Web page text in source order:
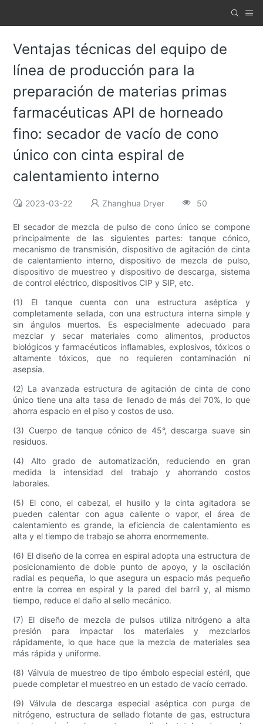
Ventajas técnicas del equipo de
línea de producción para la
preparación de materias primas
farmacéuticas API de horneado
fino: secador de vacío de cono
único con cinta espiral de
calentamiento interno
2023-03-22 Zhanghua Dryer 50
El secador de mezcla de pulso de cono único se compone
principalmente de las siguientes partes: tanque cónico,
mecanismo de transmisión, dispositivo de agitación de cinta
de calentamiento interno, dispositivo de mezcla de pulso,
dispositivo de muestreo y dispositivo de descarga, sistema
de control eléctrico, dispositivos CIP y SIP, etc.
(1) El tanque cuenta con una estructura aséptica y
completamente sellada, con una estructura interna simple y
sin ángulos muertos. Es especialmente adecuado para
mezclar y secar materiales como alimentos, productos
biológicos y farmacéuticos inflamables, explosivos, tóxicos o
altamente tóxicos, que no requieren contaminación ni
asepsia.
(2) La avanzada estructura de agitación de cinta de cono
único tiene una alta tasa de llenado de más del 70%, lo que
ahorra espacio en el piso y costos de uso.
(3) Cuerpo de tanque cónico de 45°, descarga suave sin
residuos.
(4) Alto grado de automatización, reduciendo en gran
medida la intensidad del trabajo y ahorrando costos
laborales.
(5) El cono, el cabezal, el husillo y la cinta agitadora se
pueden calentar con agua caliente o vapor, el área de
calentamiento es grande, la eficiencia de calentamiento es
alta y el tiempo de trabajo se ahorra enormemente.
(6) El diseño de la correa en espiral adopta una estructura de
posicionamiento de doble punto de apoyo, y la oscilación
radial es pequeña, lo que asegura un espacio más pequeño
entre la correa en espiral y la pared del barril y, al mismo
tiempo, reduce el daño al sello mecánico.
(7) El diseño de mezcla de pulsos utiliza nitrógeno a alta
presión para impactar los materiales y mezclarlos
rápidamente, lo que hace que la mezcla de materiales sea
más rápida y uniforme.
(8) Válvula de muestreo de tipo émbolo especial estéril, que
puede completar el muestreo en un estado de vacío cerrado.
(9) Válvula de descarga especial aséptica con purga de
nitrógeno, estructura de sellado flotante de gas, estructura